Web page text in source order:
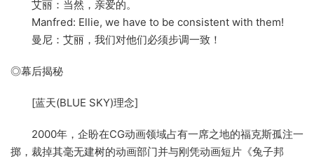
艾丽：当然，亲爱的。
Manfred: Ellie, we have to be consistent with them!
曼尼：艾丽，我们对他们必须步调一致！
◎幕后揭秘
[蓝天(BLUE SKY)理念]
2000年，企盼在CG动画领域占有一席之地的福克斯孤注一
掷，裁掉其毫无建树的动画部门并与刚凭动画短片《兔子邦